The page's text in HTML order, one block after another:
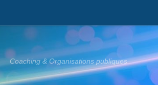
Coaching & Organisations publiques